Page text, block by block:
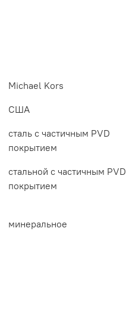
Michael Kors
США
сталь с частичным PVD
покрытием
стальной с частичным PVD
покрытием
минеральное